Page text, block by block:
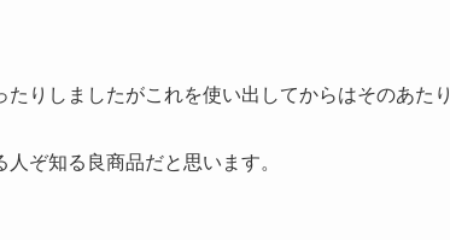
りしましたがこれを使い出してからはそのあたり
ぞ知る良商品だと思います。